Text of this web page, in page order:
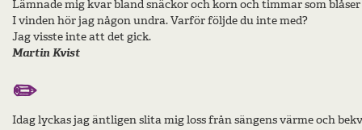
Lämnade mig kvar bland snäckor och korn och timmar som
I vinden hör jag någon undra. Varför följde du inte med?
Jag visste inte att det gick.
Martin Kvist
✏️
Idag lyckas jag äntligen slita mig loss från sängens värme och